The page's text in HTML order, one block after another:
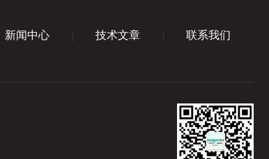
新闻中心 技术文章 联系我们